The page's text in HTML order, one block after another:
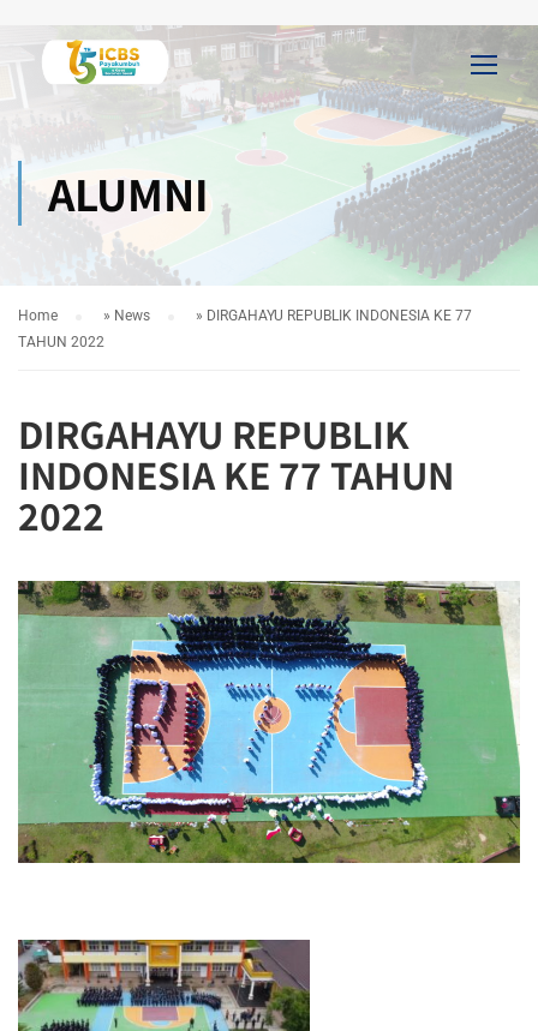
ALUMNI
Home » News » DIRGAHAYU REPUBLIK INDONESIA KE 77
TAHUN 2022
DIRGAHAYU REPUBLIK
INDONESIA KE 77 TAHUN
2022